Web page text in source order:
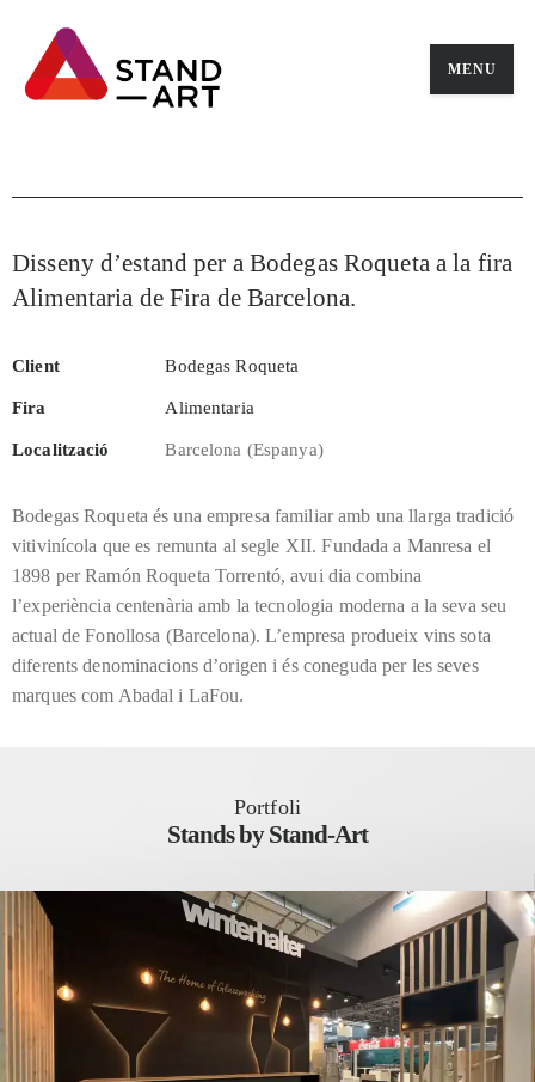
MENU
Disseny d’estand per a Bodegas Roqueta a la fira
Alimentaria de Fira de Barcelona.
Client Bodegas Roqueta
Fira Alimentaria
Localització Barcelona (Espanya)
Bodegas Roqueta és una empresa familiar amb una llarga tradició
vitivinícola que es remunta al segle XII. Fundada a Manresa el
1898 per Ramón Roqueta Torrentó, avui dia combina
l’experiència centenària amb la tecnologia moderna a la seva seu
actual de Fonollosa (Barcelona). L’empresa produeix vins sota
diferents denominacions d’origen i és coneguda per les seves
marques com Abadal i LaFou.
Portfoli
Stands by Stand-Art